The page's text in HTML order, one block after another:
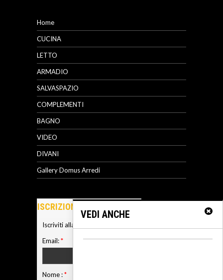
VEDI ANCHE
Home
CUCINA
LETTO
ARMADIO
SALVASPAZIO
COMPLEMENTI
BAGNO
VIDEO
DIVANI
Gallery Domus Arredi
ISCRIZIONE NEWSLETTER
Iscriviti alla nostra newsletter
Email:*
Nome :*